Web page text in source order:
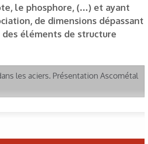
le phosphore, (…) et ayant
de dimensions dépassant
éléments de structure
les aciers. Présentation Ascométal